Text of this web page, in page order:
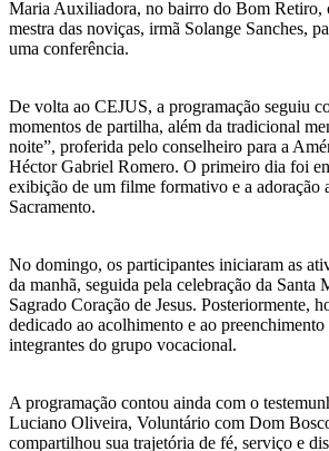
Maria Auxiliadora, no bairro do Bom Retiro,
mestra das noviças, irmã Solange Sanches,
uma conferência.
De volta ao CEJUS, a programação seguiu
momentos de partilha, além da tradicional
noite”, proferida pelo conselheiro para a
Héctor Gabriel Romero. O primeiro dia foi
exibição de um filme formativo e a adoração
Sacramento.
No domingo, os participantes iniciaram as
da manhã, seguida pela celebração da Santa
Sagrado Coração de Jesus. Posteriormente,
dedicado ao acolhimento e ao
integrantes do grupo vocacional.
A programação contou ainda com o
Luciano Oliveira, Voluntário com Dom
compartilhou sua trajetória de fé, serviço e